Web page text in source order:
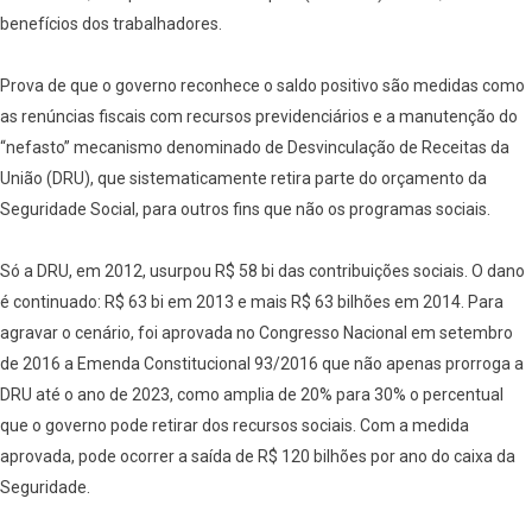
benefícios dos trabalhadores.
Prova de que o governo reconhece o saldo positivo são medidas como
as renúncias fiscais com recursos previdenciários e a manutenção do
“nefasto” mecanismo denominado de Desvinculação de Receitas da
União (DRU), que sistematicamente retira parte do orçamento da
Seguridade Social, para outros fins que não os programas sociais.
Só a DRU, em 2012, usurpou R$ 58 bi das contribuições sociais. O dano
é continuado: R$ 63 bi em 2013 e mais R$ 63 bilhões em 2014. Para
agravar o cenário, foi aprovada no Congresso Nacional em setembro
de 2016 a Emenda Constitucional 93/2016 que não apenas prorroga a
DRU até o ano de 2023, como amplia de 20% para 30% o percentual
que o governo pode retirar dos recursos sociais. Com a medida
aprovada, pode ocorrer a saída de R$ 120 bilhões por ano do caixa da
Seguridade.